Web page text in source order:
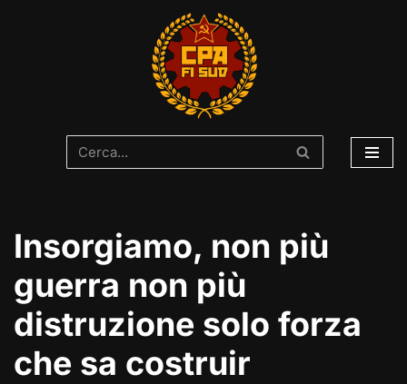
Insorgiamo, non più
guerra non più
distruzione solo forza
che sa costruir